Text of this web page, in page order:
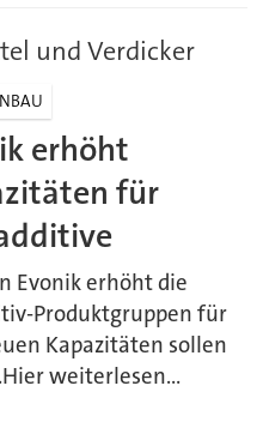
und Verdicker
erhöht
für
Evonik erhöht die
Produktgruppen für
Kapazitäten sollen
weiterlesen...